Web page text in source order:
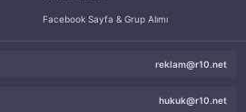
Facebook Sayfa & Grup Alımı
reklam@r10.net
hukuk@r10.net